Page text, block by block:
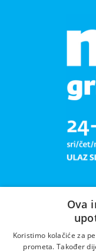
Libar
Ova
Koristimo kolačiće za
prometa. Također